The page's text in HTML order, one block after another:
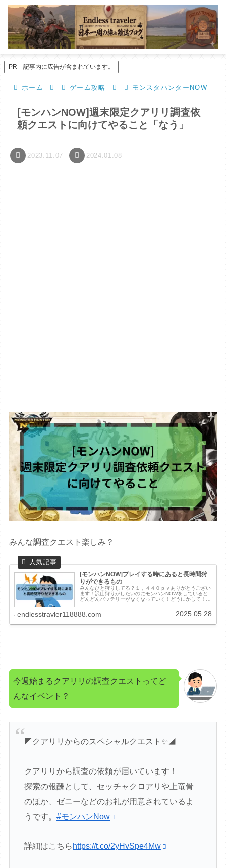
PR 記事内に広告が含まれています。
ホーム ゲーム攻略 モンスタハンターNOW
[モンハンNOW]週末限定クアリリ調査依
頼クエストに向けてやること「なう」
2023.11.07 2024.01.08
みんな調査クエスト楽しみ？
[モンハンNOW]プレイする時にあると長時間狩
りができるもの
みんなひと狩りしてる？１，４４０ｐｖありがとうござい
ます！沢山狩りがしたいのにモンハンNOWをしていると
どんどんバッテリーがなくなっていく！どうにかして！エ
endlesstravler118888.com 2025.05.28
今週始まるクアリリの調査クエストってど
んなイベント？
◤クアリリからのスペシャルクエスト✨◢
クアリリから調査の依頼が届いています！
探索の報酬として、セッチャクロアリや上竜骨
のほか、ゼニーなどのお礼が用意されているよ
うです。#モンハンNow
詳細はこちら https://t.co/2yHvSpe4Mw